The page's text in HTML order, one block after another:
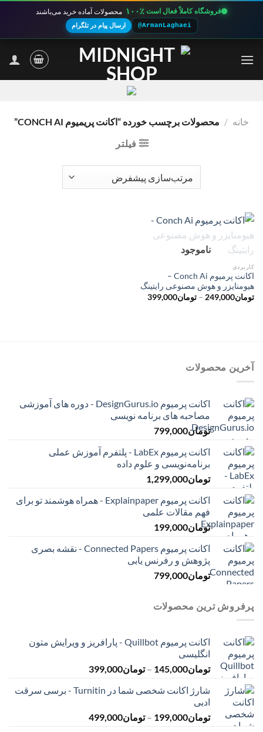
فروشگاه کاملاً فعال است ۱۰۰٪ محصولات آماده خرید می‌باشند
@ArmanLaghaei ارسال پیام در تلگرام
خانه / محصولات برچسب خورده “اکانت پریمیوم CONCH AI”
فیلتر
ناموجود
کاربردی
اکانت پرمیوم Conch Ai –
هیومنایزر و هوش مصنوعی رایتینگ
تومان249,000
– تومان399,000محدوده
آخرین محصولات
اکانت پرمیوم DesignGurus.io - دوره ‌های آموزشی
مصاحبه ‌های برنامه نویسی
تومان799,000
اکانت پرمیوم LabEx - پلتفرم آموزش عملی
برنامه‌نویسی و علوم داده
تومان1,299,000
اکانت پرمیوم Explainpaper - همراه هوشمند تو برای
فهم مقالات علمی
تومان199,000
اکانت پرمیوم Connected Papers - نقشه بصری
پژوهش و رفرنس یابی
تومان799,000
پرفروش ترین محصولات
اکانت پرمیوم Quillbot - پارافریز و ویرایش متون
انگلیسی
تومان145,000
– تومان399,000
تومان145,000
تومان399,000
شارژ اکانت شخصی شما در Turnitin - برسی سرقت
ادبی
تومان199,000
– تومان499,000محدوده